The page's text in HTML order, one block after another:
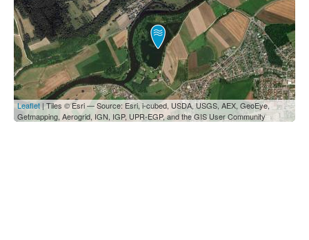
Leaflet | Tiles © Esri — Source: Esri, i-cubed, USDA, USGS, AEX, GeoEye,
Getmapping, Aerogrid, IGN, IGP, UPR-EGP, and the GIS User Community